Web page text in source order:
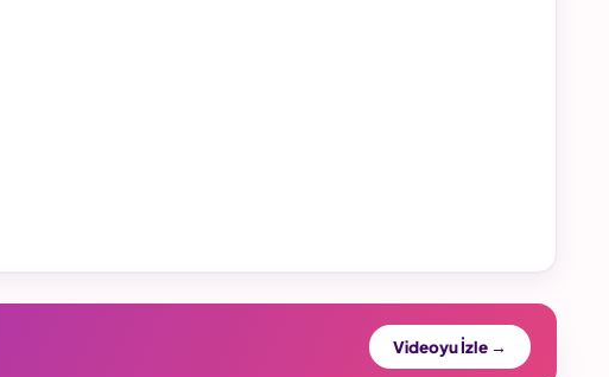
Videoyu İzle →